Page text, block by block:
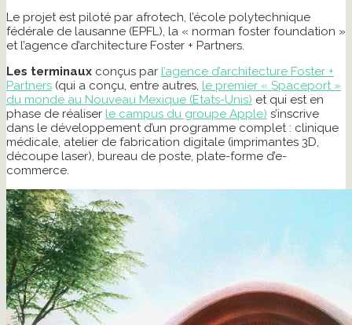
Le projet est piloté par afrotech, l’école polytechnique
fédérale de lausanne (EPFL), la « norman foster foundation »
et l’agence d’architecture Foster + Partners.
Les terminaux conçus par l’agence d’architecture Foster +
Partners (qui a conçu, entre autres, le premier « Spaceport »
du monde au Nouveau Mexique (Etats-Unis) et qui est en
phase de réaliser le campus du groupe Apple) s’inscrive
dans le développement d’un programme complet : clinique
médicale, atelier de fabrication digitale (imprimantes 3D,
découpe laser), bureau de poste, plate-forme d’e-
commerce.